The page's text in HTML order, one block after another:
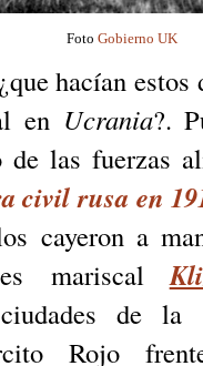
Foto Gobierno UK
hacían
en Ucrania?.
las fuerzas
civil rusa en
cayeron a
mariscal
de la
Rojo